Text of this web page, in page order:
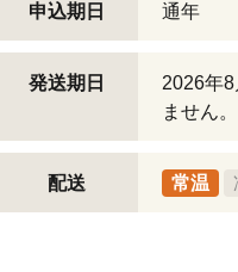
申込期日 通年
発送期日
2026年
ません。
配送 常温